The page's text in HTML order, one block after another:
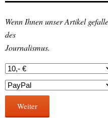
Wenn Ihnen unser Artikel
des
Journalismus.
Weiter